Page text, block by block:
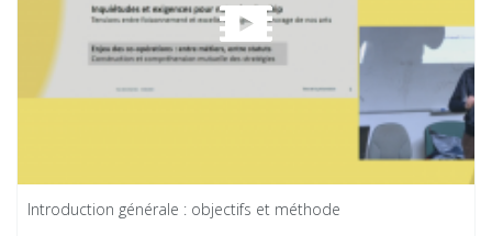
Introduction générale : objectifs et méthode